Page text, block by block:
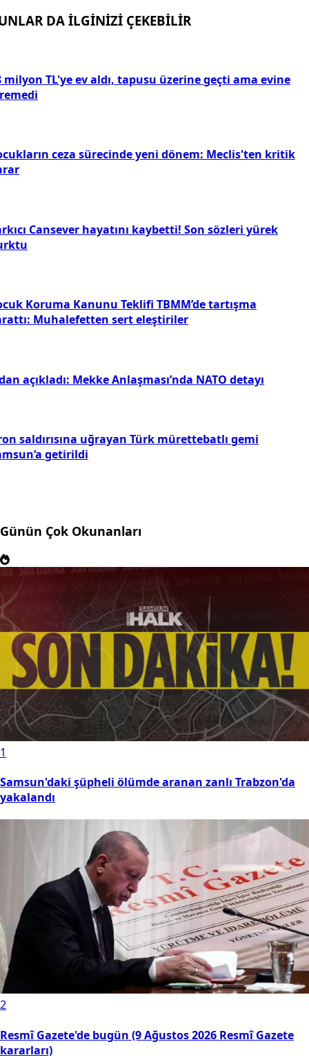
DA İLGİNİZİ ÇEKEBİLİR
milyon TL'ye ev aldı, tapusu üzerine geçti ama evine
ceza sürecinde yeni dönem: Meclis'ten kritik
Cansever hayatını kaybetti! Son sözleri yürek
Koruma Kanunu Teklifi TBMM’de tartışma
Muhalefetten sert eleştiriler
açıkladı: Mekke Anlaşması’nda NATO detayı
saldırısına uğrayan Türk mürettebatlı gemi
getirildi
Günün Çok Okunanları
1
Samsun'daki şüpheli ölümde aranan zanlı Trabzon'da
yakalandı
2
Resmî Gazete'de bugün (9 Ağustos 2026 Resmî Gazete
kararları)